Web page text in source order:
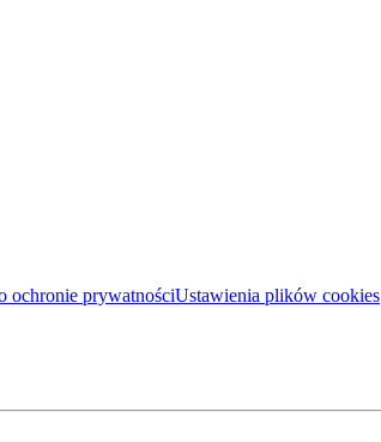
ochronie prywatnościUstawienia plików cookies